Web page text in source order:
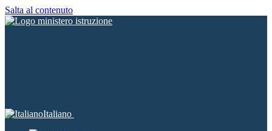
Salta al contenuto
Italiano